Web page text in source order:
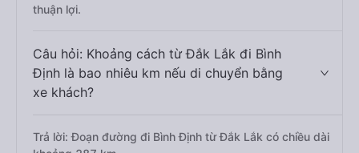
thuận lợi.
Câu hỏi: Khoảng cách từ Đắk Lắk đi Bình
Định là bao nhiêu km nếu di chuyển bằng
xe khách?
Trả lời: Đoạn đường đi Bình Định từ Đắk Lắk có chiều dài